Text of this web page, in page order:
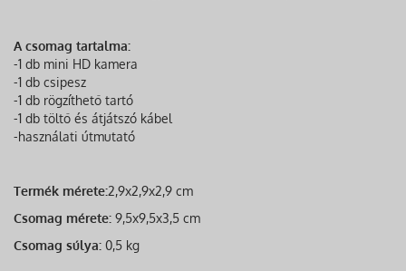
A csomag tartalma:
-1 db mini HD kamera
-1 db csipesz
-1 db rögzíthető tartó
-1 db töltő és átjátszó kábel
-használati útmutató
Termék mérete:2,9x2,9x2,9 cm
Csomag mérete: 9,5x9,5x3,5 cm
Csomag súlya: 0,5 kg